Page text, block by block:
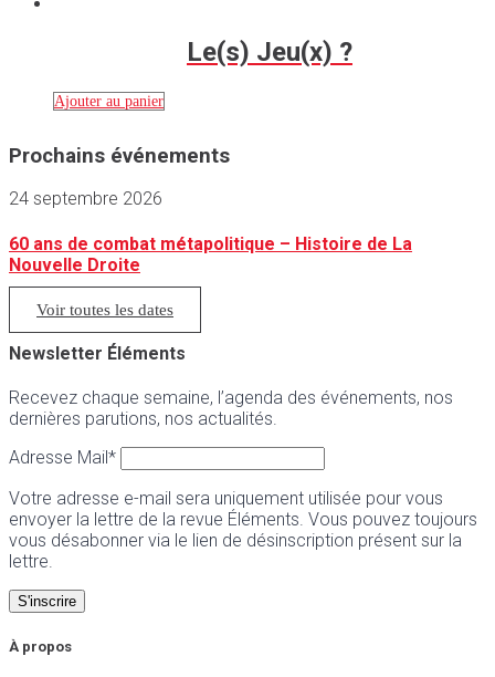
Le(s) Jeu(x) ?
Ajouter au panier
Prochains événements
24 septembre 2026
60 ans de combat métapolitique – Histoire de La
Nouvelle Droite
Voir toutes les dates
Newsletter Éléments
Recevez chaque semaine, l’agenda des événements, nos
dernières parutions, nos actualités.
Adresse Mail*
Votre adresse e-mail sera uniquement utilisée pour vous
envoyer la lettre de la revue Éléments. Vous pouvez toujours
vous désabonner via le lien de désinscription présent sur la
lettre.
À propos